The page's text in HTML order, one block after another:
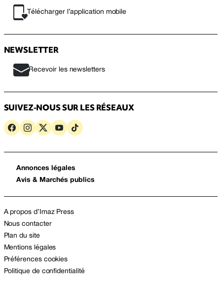
Télécharger l’application mobile
NEWSLETTER
Recevoir les newsletters
SUIVEZ-NOUS SUR LES RÉSEAUX
Annonces légales
Avis & Marchés publics
A propos d’Imaz Press
Nous contacter
Plan du site
Mentions légales
Préférences cookies
Politique de confidentialité